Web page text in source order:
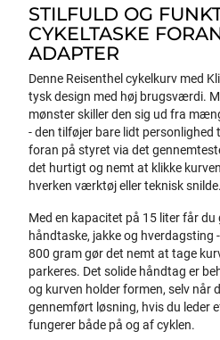
STILFULD OG
CYKELTASKE
ADAPTER
Denne Reisenthel cykelkurv med
tysk design med høj brugsværdi.
mønster skiller den sig ud fra
- den tilføjer bare lidt personlighed
foran på styret via det
det hurtigt og nemt at klikke
hverken værktøj eller teknisk snilde.
Med en kapacitet på 15 liter får
håndtaske, jakke og hverdagsting
800 gram gør det nemt at tage
parkeres. Det solide håndtag er
og kurven holder formen, selv når
gennemført løsning, hvis du leder
fungerer både på og af cyklen.